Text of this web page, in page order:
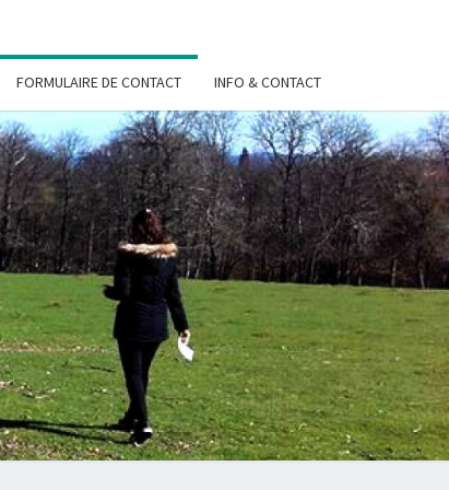
FORMULAIRE DE CONTACT INFO & CONTACT